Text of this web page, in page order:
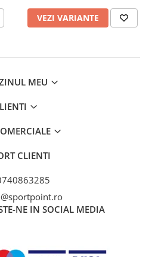
VEZI VARIANTE
MEU
CLIENTI
NE IN SOCIAL MEDIA